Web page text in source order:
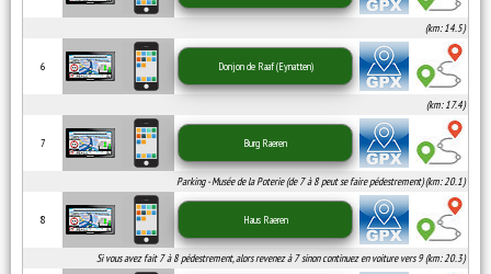
(km: 14.5)
6 Donjon de Raaf (Eynatten)
(km: 17.4)
7 Burg Raeren
Parking - Musée de la Poterie (de 7 à 8 peut se faire pédestrement) (km: 20.1)
8 Haus Raeren
Si vous avez fait 7 à 8 pédestrement, alors revenez à 7 sinon continuez en voiture vers 9 (km: 20.3)